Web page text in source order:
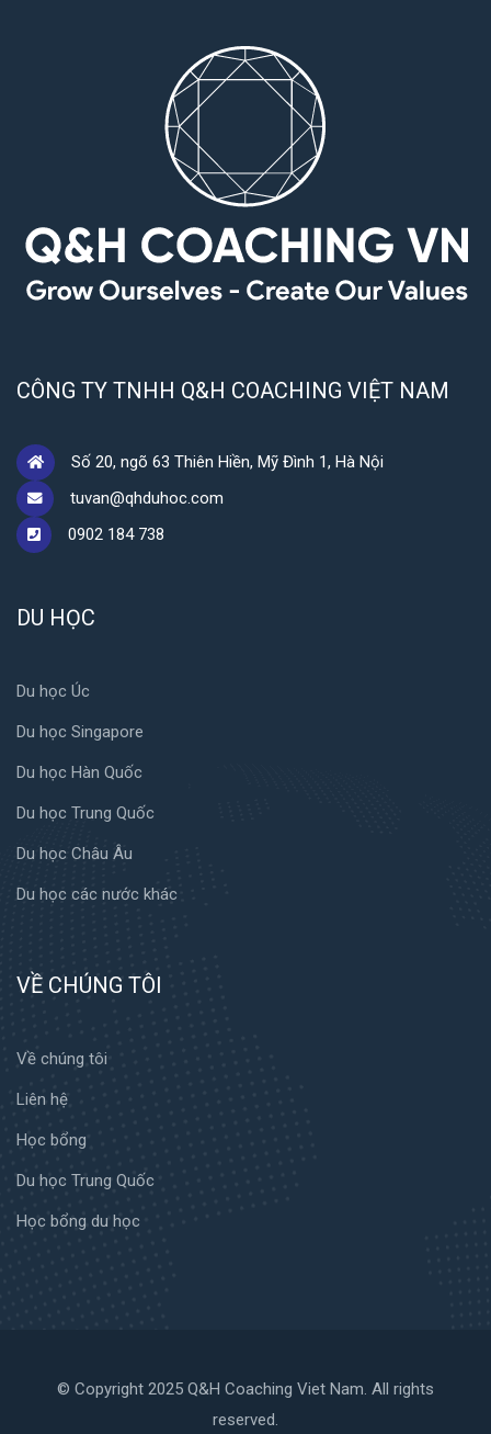
CÔNG TY TNHH Q&H COACHING VIỆT NAM
Số 20, ngõ 63 Thiên Hiền, Mỹ Đình 1, Hà Nội
tuvan@qhduhoc.com
0902 184 738
DU HỌC
Du học Úc
Du học Singapore
Du học Hàn Quốc
Du học Trung Quốc
Du học Châu Âu
Du học các nước khác
VỀ CHÚNG TÔI
Về chúng tôi
Liên hệ
Học bổng
Du học Trung Quốc
Học bổng du học
© Copyright 2025 Q&H Coaching Viet Nam. All rights
reserved.